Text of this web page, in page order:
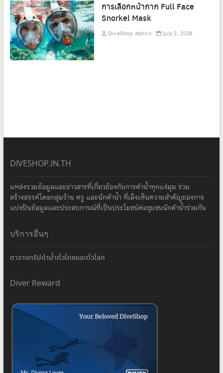
การเลือกหน้ากาก Full Face
Snorkel Mask
DiveShop Admin July 2, 2018
DIVESHOP.IN.TH
แหล่งรวมข้อมูลและข่าวสารที่เกี่ยวข้องกับการดำน้ำทุกแง่มุม ร่วม
สร้างสรรค์โดยกลุ่มร้าน ครู และนักดำน้ำ ที่เล็งเห็นความสำคัญของการ
แบ่งปันข้อมูลและประสบการณ์ที่เป็นประโยชน์ต่อชุมชนนักดำน้ำร่วมกัน
บริการอื่นๆ
ตารางทริปดำน้ำทั่วไทยและทั่วโลก
Diver Reward